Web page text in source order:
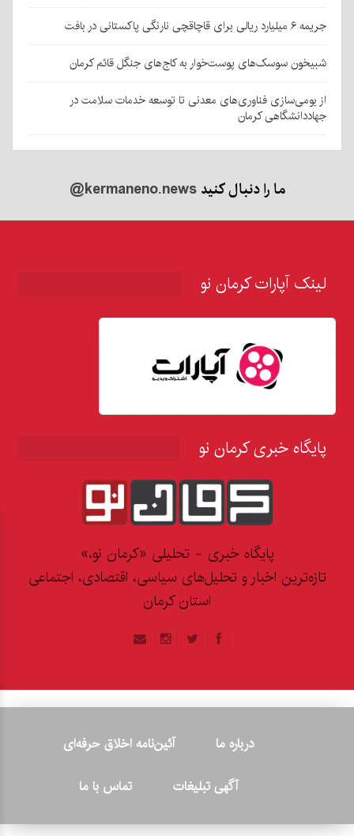
جریمه ۶ میلیارد ریالی برای قاچاقچی نارنگی پاکستانی در بافت
شبیخون سوسک‌های پوست‌خوار به کاج‌های جنگل قائم کرمان
از بومی‌سازی فناوری‌های معدنی تا توسعه خدمات سلامت در
جهاددانشگاهی کرمان
ما را دنبال کنید@kermaneno.news
لینک آپارات کرمان نو
پایگاه خبری کرمان نو
پایگاه خبری - تحلیلی «کرمان نو،»
تازه‌ترین اخبار و تحلیل‌های سیاسی، اقتصادی، اجتماعی
استان کرمان
درباره ما
آئین‌نامه اخلاق حرفه‌ای
آگهی تبلیغات
تماس با ما